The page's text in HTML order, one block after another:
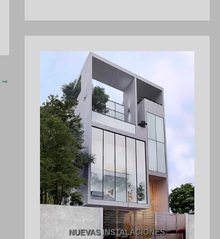
→
NUEVAS INSTALACIONES